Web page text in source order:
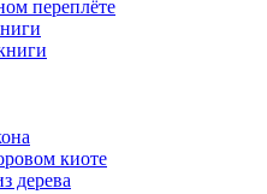
переплёте
киоте
дерева